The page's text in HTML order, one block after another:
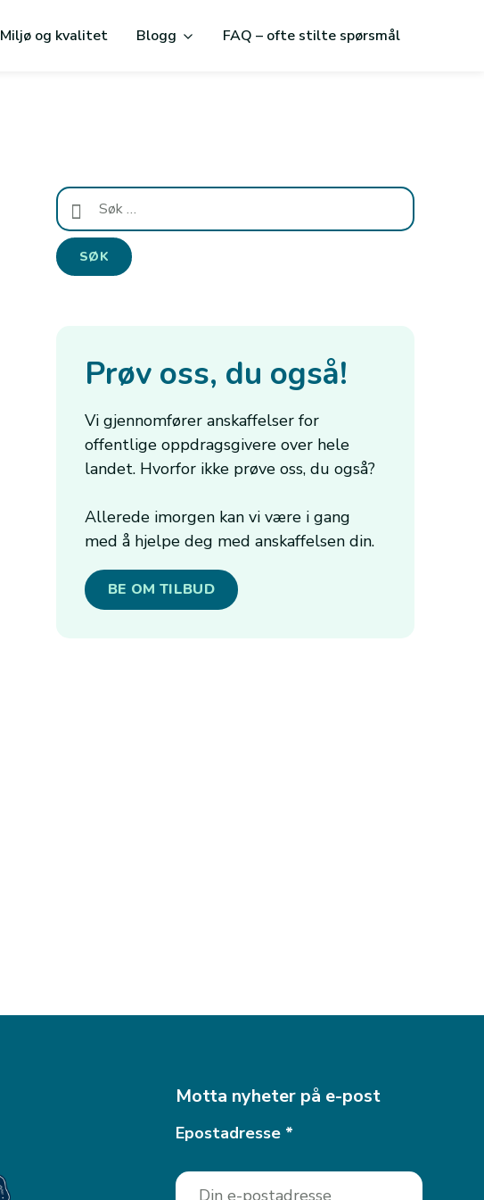
Miljø og kvalitet Blogg FAQ – ofte stilte spørsmål
Søk
etter:
Prøv oss, du også!
Vi gjennomfører anskaffelser for
offentlige oppdragsgivere over hele
landet. Hvorfor ikke prøve oss, du også?
Allerede imorgen kan vi være i gang
med å hjelpe deg med anskaffelsen din.
BE OM TILBUD
Motta nyheter på e-post
Epostadresse *